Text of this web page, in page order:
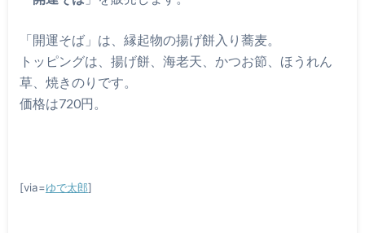
「開運そば」は、縁起物の揚げ餅入り蕎麦。
トッピングは、揚げ餅、海老天、かつお節、ほうれん
草、焼きのりです。
価格は720円。
[via=ゆで太郎]